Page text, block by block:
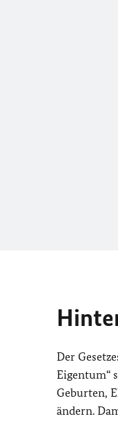
Der
Eigentum“
Geburten,
ändern.